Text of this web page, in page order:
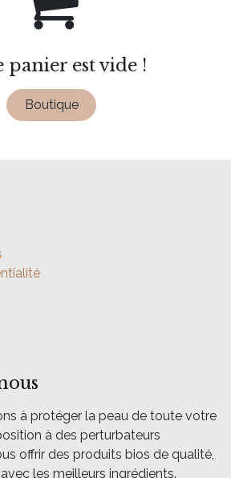
panier est vide !
Boutique
à protéger la peau de toute votre
à des perturbateurs
offrir des produits bios de qualité,
les meilleurs ingrédients.